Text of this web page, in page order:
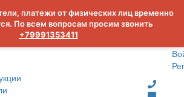
платежи от физических лиц временно
По всем вопросам просим звонить
+79991353411